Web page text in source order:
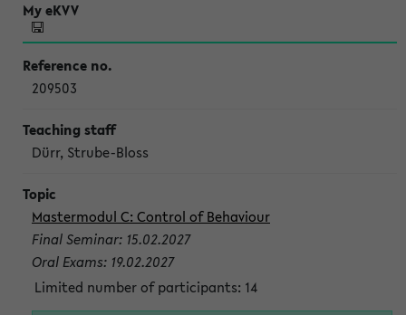
209503
Dürr, Strube-Bloss
Mastermodul C: Control of Behaviour
Final Seminar: 15.02.2027
Oral Exams: 19.02.2027
Limited number of participants: 14